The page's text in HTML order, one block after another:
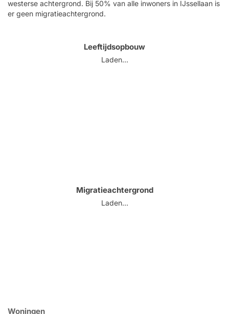
westerse achtergrond. Bij 50% van alle inwoners in IJssellaan is
er geen migratieachtergrond.
Leeftijdsopbouw
Laden...
Migratieachtergrond
Laden...
Woningen